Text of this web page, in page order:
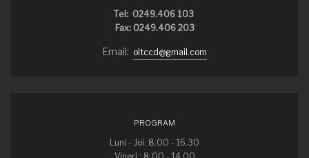
Tel: 0249.406 103
Fax: 0249.406 203
Email: oltccd@gmail.com
PROGRAM
Luni - Joi: 8.00 - 16.30